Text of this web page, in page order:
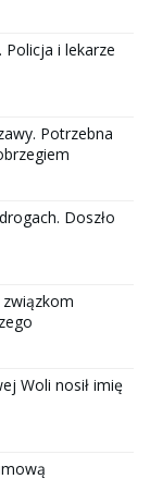
i lekarze
Potrzebna
Doszło
Woli nosił imię